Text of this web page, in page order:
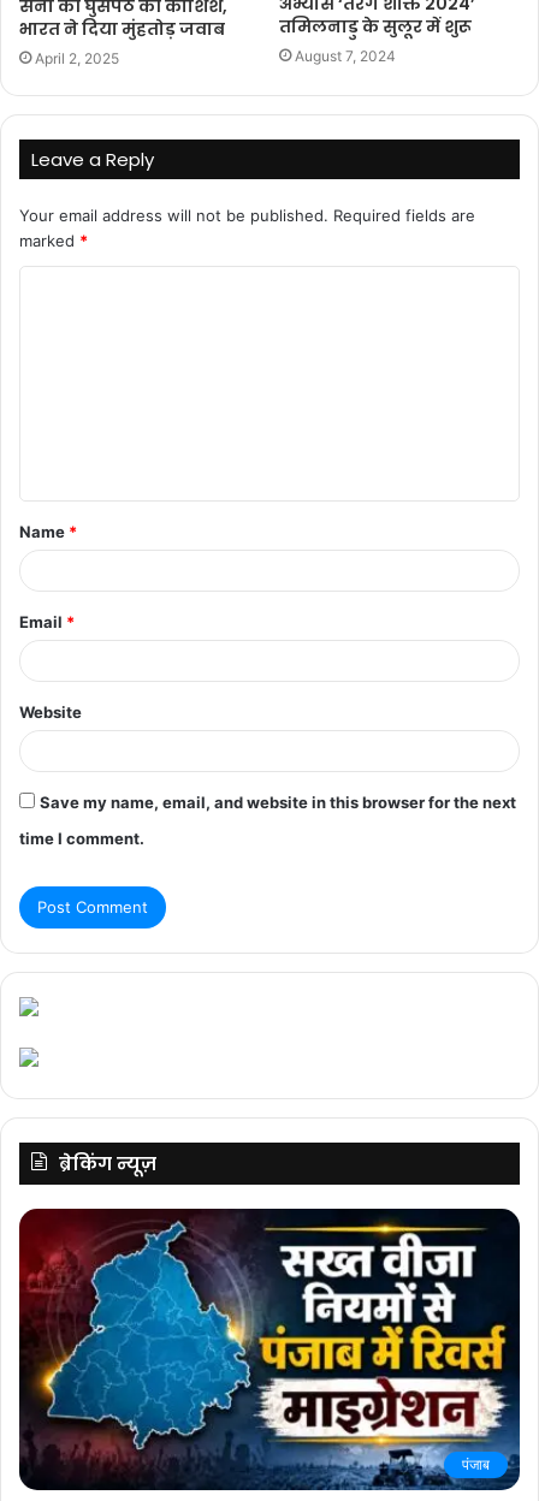
सेना की घुसपैठ की कोशिश,
भारत ने दिया मुंहतोड़ जवाब
April 2, 2025
तमिलनाडु के सुलूर में शुरू
August 7, 2024
Leave a Reply
Your email address will not be published. Required fields are
marked *
t
*
Name *
Email *
Website
Save my name, email, and website in this browser for the next
time I comment.
ब्रेकिंग न्यूज़
पंजाब